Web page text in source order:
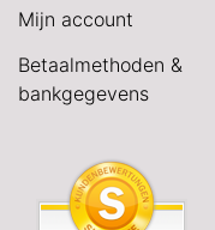
Mijn account
Betaalmethoden &
bankgegevens